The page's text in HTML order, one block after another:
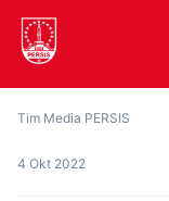
Tim Media PERSIS
4 Okt 2022